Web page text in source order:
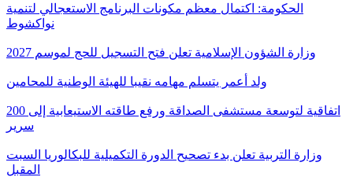
الحكومة: اكتمال معظم مكونات البرنامج الاستعجالي لتنمية
نواكشوط
وزارة الشؤون الإسلامية تعلن فتح التسجيل للحج لموسم 2027
ولد أعمر يتسلم مهامه نقيبا للهيئة الوطنية للمحامين
اتفاقية لتوسعة مستشفى الصداقة ورفع طاقته الاستيعابية إلى 200
سرير
وزارة التربية تعلن بدء تصحيح الدورة التكميلية للبكالوريا السبت
المقبل